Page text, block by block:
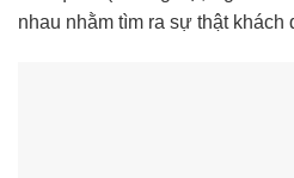
nhau nhằm tìm ra sự thật khách